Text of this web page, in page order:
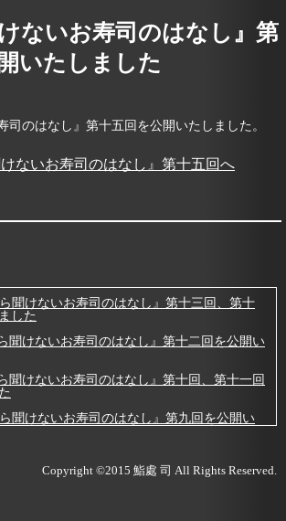
ないお寿司のはなし』第
いたしました
司のはなし』第十五回を公開いたしました。
けないお寿司のはなし』第十五回へ
聞けないお寿司のはなし』第十三回、第十
した
聞けないお寿司のはなし』第十二回を公開い
聞けないお寿司のはなし』第十回、第十一回
聞けないお寿司のはなし』第九回を公開い
Copyright ©2015 鮨處 司 All Rights Reserved.